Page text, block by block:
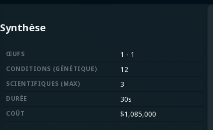
Synthèse
ŒUFS 1 - 1
CONDITIONS (GÉNÉTIQUE) 12
SCIENTIFIQUES (MAX) 3
DURÉE 30s
COÛT $1,085,000